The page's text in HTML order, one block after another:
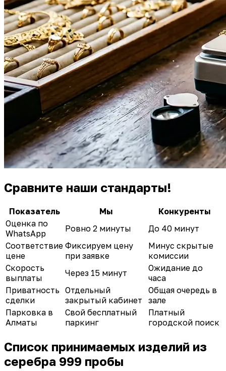
Сравните наши стандарты!
Показатель Мы
Конкуренты
Оценка по
WhatsApp
Ровно 2 минуты
До 40 минут
Соответствие
цене
Фиксируем цену
при заявке
Минус скрытые
комиссии
Скорость
выплаты
Через 15 минут
Ожидание до
часа
Приватность
сделки
Отдельный
закрытый кабинет
Общая очередь в
зале
Парковка в
Алматы
Свой бесплатный
паркинг
Платный
городской поиск
Список принимаемых изделий из
серебра 999 пробы